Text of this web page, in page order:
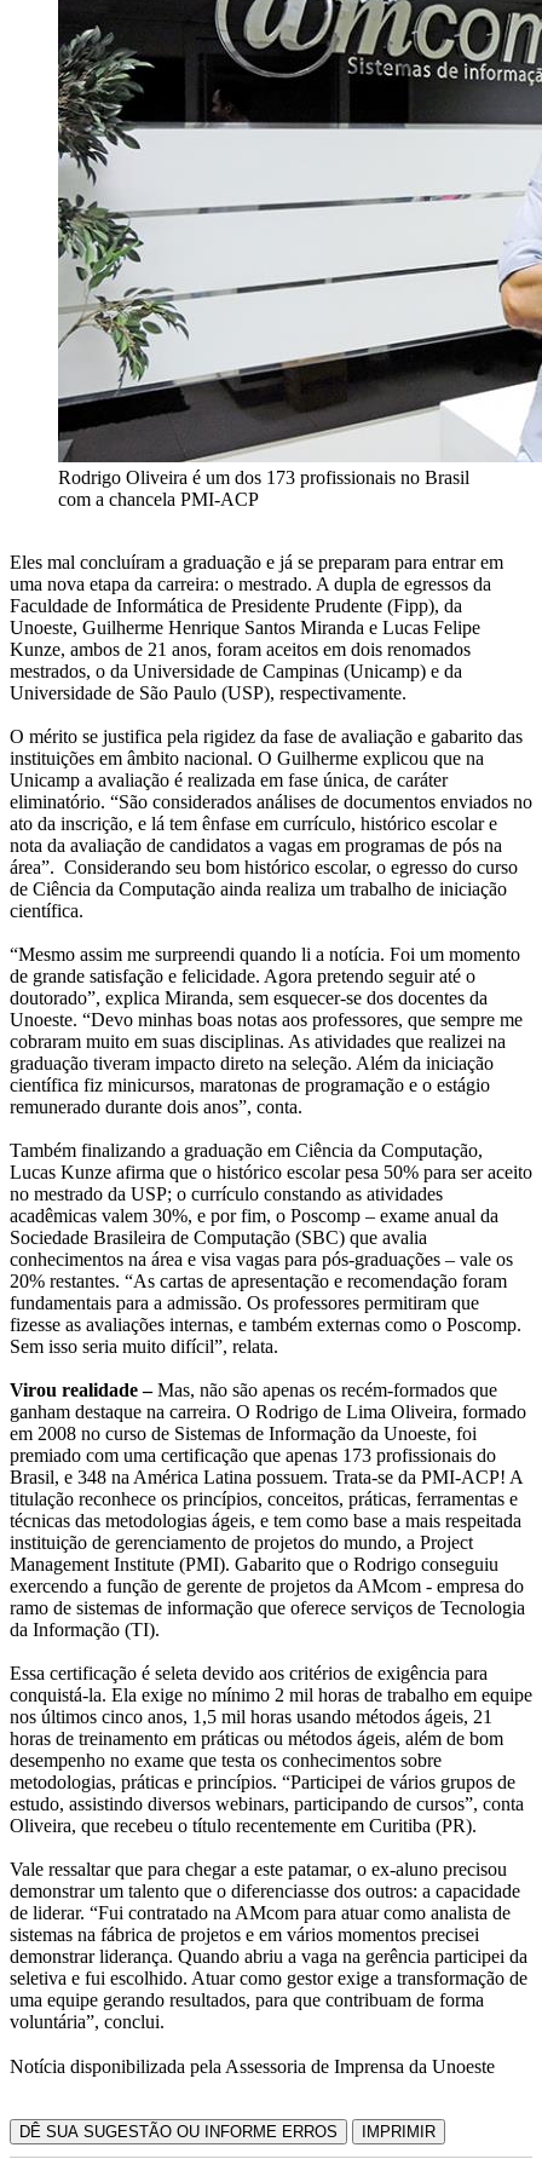
Rodrigo Oliveira é um dos 173 profissionais no Brasil
com a chancela PMI-ACP
Eles mal concluíram a graduação e já se preparam para entrar em
uma nova etapa da carreira: o mestrado. A dupla de egressos da
Faculdade de Informática de Presidente Prudente (Fipp), da
Unoeste, Guilherme Henrique Santos Miranda e Lucas Felipe
Kunze, ambos de 21 anos, foram aceitos em dois renomados
mestrados, o da Universidade de Campinas (Unicamp) e da
Universidade de São Paulo (USP), respectivamente.
O mérito se justifica pela rigidez da fase de avaliação e gabarito das
instituições em âmbito nacional. O Guilherme explicou que na
Unicamp a avaliação é realizada em fase única, de caráter
eliminatório. “São considerados análises de documentos enviados no
ato da inscrição, e lá tem ênfase em currículo, histórico escolar e
nota da avaliação de candidatos a vagas em programas de pós na
área”. Considerando seu bom histórico escolar, o egresso do curso
de Ciência da Computação ainda realiza um trabalho de iniciação
científica.
“Mesmo assim me surpreendi quando li a notícia. Foi um momento
de grande satisfação e felicidade. Agora pretendo seguir até o
doutorado”, explica Miranda, sem esquecer-se dos docentes da
Unoeste. “Devo minhas boas notas aos professores, que sempre me
cobraram muito em suas disciplinas. As atividades que realizei na
graduação tiveram impacto direto na seleção. Além da iniciação
científica fiz minicursos, maratonas de programação e o estágio
remunerado durante dois anos”, conta.
Também finalizando a graduação em Ciência da Computação,
Lucas Kunze afirma que o histórico escolar pesa 50% para ser aceito
no mestrado da USP; o currículo constando as atividades
acadêmicas valem 30%, e por fim, o Poscomp – exame anual da
Sociedade Brasileira de Computação (SBC) que avalia
conhecimentos na área e visa vagas para pós-graduações – vale os
20% restantes. “As cartas de apresentação e recomendação foram
fundamentais para a admissão. Os professores permitiram que
fizesse as avaliações internas, e também externas como o Poscomp.
Sem isso seria muito difícil”, relata.
Virou realidade –Mas, não são apenas os recém-formados que
ganham destaque na carreira. O Rodrigo de Lima Oliveira, formado
em 2008 no curso de Sistemas de Informação da Unoeste, foi
premiado com uma certificação que apenas 173 profissionais do
Brasil, e 348 na América Latina possuem. Trata-se da PMI-ACP! A
titulação reconhece os princípios, conceitos, práticas, ferramentas e
técnicas das metodologias ágeis, e tem como base a mais respeitada
instituição de gerenciamento de projetos do mundo, a Project
Management Institute (PMI). Gabarito que o Rodrigo conseguiu
exercendo a função de gerente de projetos da AMcom - empresa do
ramo de sistemas de informação que oferece serviços de Tecnologia
da Informação (TI).
Essa certificação é seleta devido aos critérios de exigência para
conquistá-la. Ela exige no mínimo 2 mil horas de trabalho em equipe
nos últimos cinco anos, 1,5 mil horas usando métodos ágeis, 21
horas de treinamento em práticas ou métodos ágeis, além de bom
desempenho no exame que testa os conhecimentos sobre
metodologias, práticas e princípios. “Participei de vários grupos de
estudo, assistindo diversos webinars, participando de cursos”, conta
Oliveira, que recebeu o título recentemente em Curitiba (PR).
Vale ressaltar que para chegar a este patamar, o ex-aluno precisou
demonstrar um talento que o diferenciasse dos outros: a capacidade
de liderar. “Fui contratado na AMcom para atuar como analista de
sistemas na fábrica de projetos e em vários momentos precisei
demonstrar liderança. Quando abriu a vaga na gerência participei da
seletiva e fui escolhido. Atuar como gestor exige a transformação de
uma equipe gerando resultados, para que contribuam de forma
voluntária”, conclui.
Notícia disponibilizada pela Assessoria de Imprensa da Unoeste
DÊ SUA SUGESTÃO OU INFORME ERROS IMPRIMIR